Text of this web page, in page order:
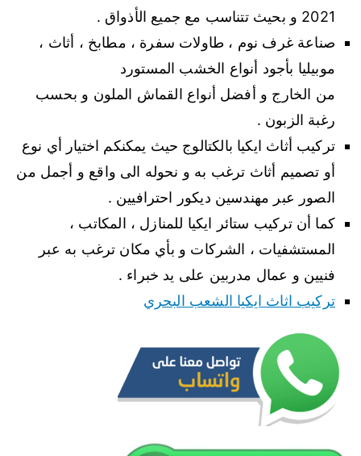
2021 و بحيث تتناسب مع جميع الأذواق .
صناعة غرف نوم ، طاولات سفرة ، مطابخ ، أثاث ،
موبيليا بأجود أنواع الخشب المستورد
من الخارج و أفضل أنواع القماش الملون و بحسب
رغبة الزبون .
تركيب أثاث ايكيا بالكتالوج حيث يمكنكم اختيار أي نوع
أو تصميم أثاث ترغب به و نحوله الى واقع و أجمل من
الصور عبر مهندسين ديكور احترافيين .
كما أن تركيب ستائر ايكيا للمنازل ، المكاتب ،
المستشفيات ، الشركات و بأي مكان ترغب به عبر
فنيين و عمال مدربين على يد خبراء .
تركيب اثاث ايكيا الشعب البحري